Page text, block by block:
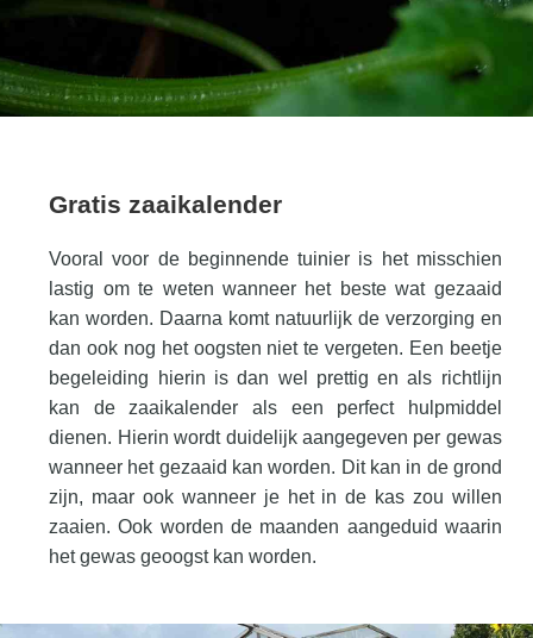
Gratis zaaikalender
Vooral voor de beginnende tuinier is het misschien
lastig om te weten wanneer het beste wat gezaaid
kan worden. Daarna komt natuurlijk de verzorging en
dan ook nog het oogsten niet te vergeten. Een beetje
begeleiding hierin is dan wel prettig en als richtlijn
kan de zaaikalender als een perfect hulpmiddel
dienen. Hierin wordt duidelijk aangegeven per gewas
wanneer het gezaaid kan worden. Dit kan in de grond
zijn, maar ook wanneer je het in de kas zou willen
zaaien. Ook worden de maanden aangeduid waarin
het gewas geoogst kan worden.
Zelf mede maken
Gratis zaalkalender